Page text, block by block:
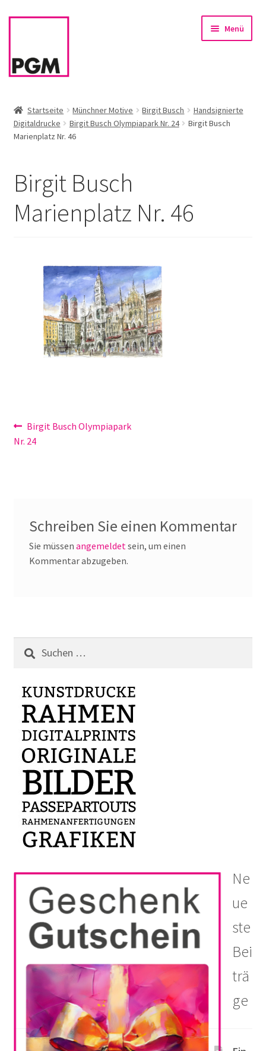
Zur
Zum
Menü
News
Rahmen & Einrahmung
Firmenservice – Kunst für Büro, Praxis, Kanzlei
Kontakt
✆ Service-Telefon 089 / 2323700
Startseite Münchner Motive Birgit Busch
Handsignierte
Digitaldrucke
Birgit Busch Olympiapark Nr. 24
Birgit Busch
Marienplatz Nr. 46
Birgit Busch
Marienplatz Nr. 46
Beitragsnavigation
Vorheriger
Beitrag:
Birgit Busch Olympiapark
Nr. 24
Schreiben Sie einen Kommentar
Sie müssen angemeldet sein, um einen
Kommentar abzugeben.
Suchen
nach:
Ne
ue
ste
Bei
trä
ge